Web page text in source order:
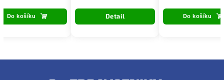
Do košíku Detail Do košíku